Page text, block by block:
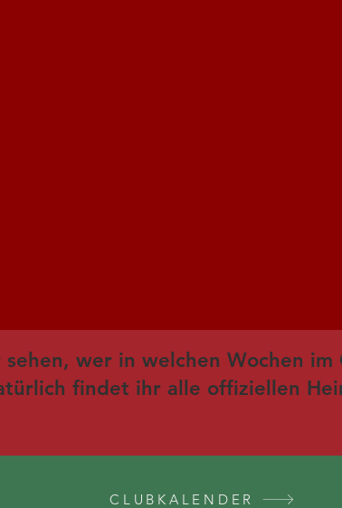
wer in welchen Wochen im
findet ihr alle offiziellen
CLUBKALENDER